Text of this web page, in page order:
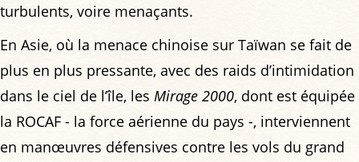
turbulents, voire menaçants.
En Asie, où la menace chinoise sur Taïwan se fait de
plus en plus pressante, avec des raids d’intimidation
dans le ciel de l’île, les Mirage 2000, dont est équipée
la ROCAF - la force aérienne du pays -, interviennent
en manœuvres défensives contre les vols du grand